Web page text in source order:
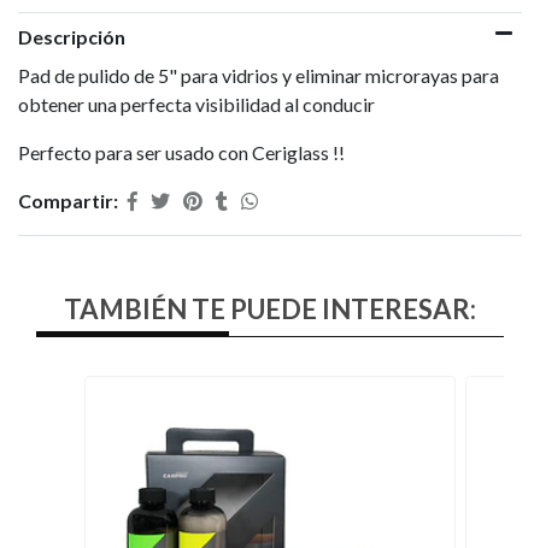
Descripción
Pad de pulido de 5" para vidrios y eliminar microrayas para
obtener una perfecta visibilidad al conducir
Perfecto para ser usado con Ceriglass !!
Compartir:
TAMBIÉN TE PUEDE INTERESAR: